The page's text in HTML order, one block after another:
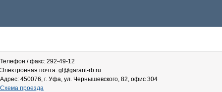
Телефон / факс: 292-49-12
Электронная почта: gl@garant-rb.ru
Адрес: 450076, г. Уфа, ул. Чернышевского, 82, офис 304
Схема проезда